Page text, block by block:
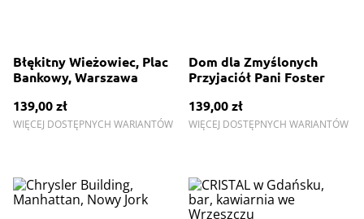
Błękitny Wieżowiec, Plac
Bankowy, Warszawa
139,00 zł
WIĘCEJ DOSTĘPNYCH WARIANTÓW
Dom dla Zmyślonych
Przyjaciół Pani Foster
139,00 zł
WIĘCEJ DOSTĘPNYCH WARIANTÓW